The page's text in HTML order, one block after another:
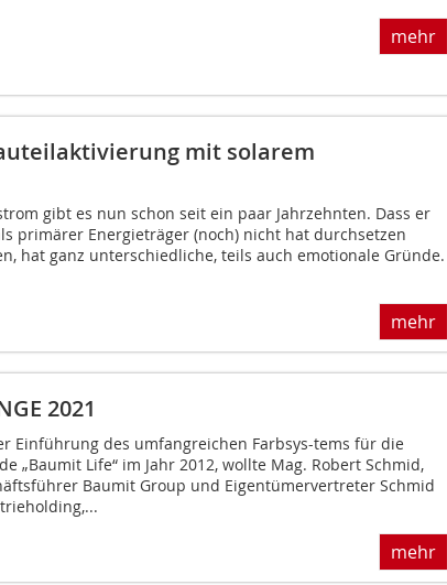
mehr
mit solarem
gibt es nun schon seit ein paar Jahrzehnten. Dass er
primärer Energieträger (noch) nicht hat durchsetzen
hat ganz unterschiedliche, teils auch emotionale Gründe.
mehr
2021
Einführung des umfangreichen Farbsys-tems für die
„Baumit Life“ im Jahr 2012, wollte Mag. Robert Schmid,
Baumit Group und Eigentümervertreter Schmid
mehr